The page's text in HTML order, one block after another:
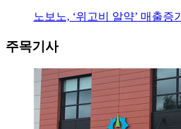
노보노, ‘위고비 알약’ 매출증
주목기사